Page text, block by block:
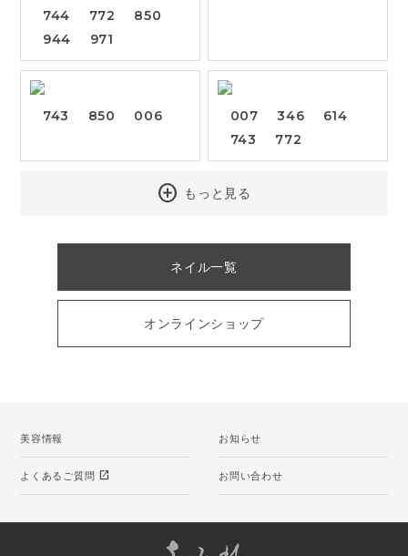
744
772
850
944
971
743 850 006 007 346
614
743
772
add_circle もっと見る
ネイル一覧
オンラインショップ
美容情報 お知らせ
よくあるご質問 open_in_new お問い合わせ